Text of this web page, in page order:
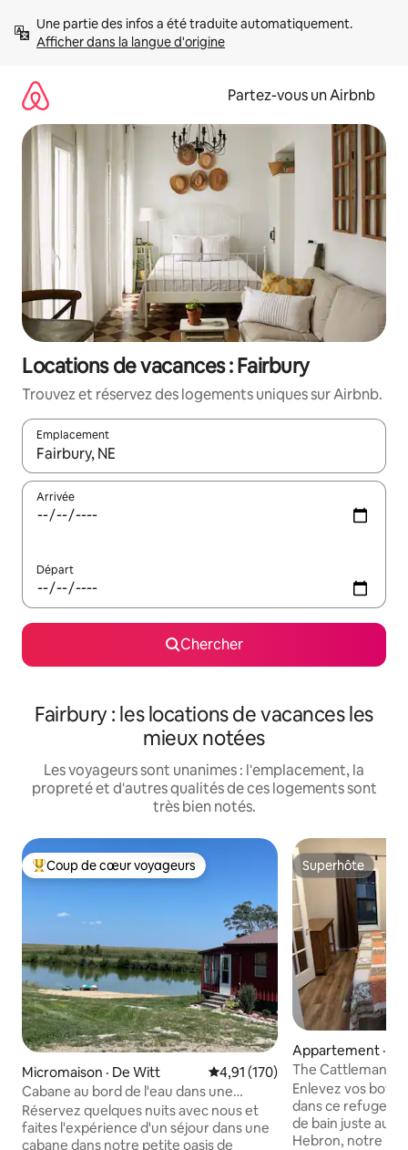
directement
Afficher dans la langue d'origine
Partez-vous un Airbnb
Locations de vacances : Fairbury
Trouvez et réservez des logements uniques sur Airbnb.
Emplacement
Quand les résultats sont affichés, parcourez-les en utilisant
Arrivée
Départ
Chercher
Fairbury : les locations de vacances les
mieux notées
Les voyageurs sont unanimes : l'emplacement, la
propreté et d'autres qualités de ces logements sont
très bien notés.
Coup de cœur voyageurs parmi les plus aimés
Coup de cœur voyageurs
Micromaison · De Witt Note moyenne de 4,91 sur 5,
4,91 (170)
Cabane au bord de l'eau dans une
campagne paisible
Réservez quelques nuits avec nous et
faites l'expérience d'un séjour dans une
cabane dans notre petite oasis de
Superhôte
Superhôte
Appartement ·
The Cattleman's
~ Pour 6
Enlevez vos
dans ce refuge
de bain juste au-
Hebron, notre